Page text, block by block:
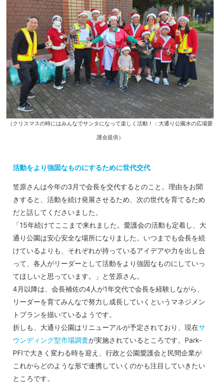
（クリスマスの時にはみんなでサンタになって楽しく活動！：大通り公園水の広場愛
護会提供）
活動をより強固なものにするために世代交代
笠原さんは今年の3月で会長を交代するとのこと。理由をお聞
きすると、活動を続け発展させるため、次の世代を育てるため
だと話してくださいました。
「15年続けてここまで来れました。愛護会の活動も定着し、大
通り公園は安心安全な場所になりました。いつまでも会長を続
けているよりも、それぞれが持っているアイデアや力を出し合
って、各人がリーダーとして活動をより強固なものにしていっ
てほしいと思っています。」と笠原さん。
4月以降は、会長補佐の4人が1年交代で会長を経験しながら、
リーダーを育てみんなで努力し成長していくというマネジメン
トプランを描いているようです。
折しも、大通り公園はリニューアルが予定されており、現在サ
ウンディング型市場調査が実施されているところです。Park-
PFIで大きく変わる時を迎え、行政と公園愛護会と民間企業が
これからどのような形で連携していくのかも注目していきたい
ところです。